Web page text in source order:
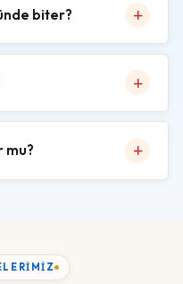
biter?
mu?